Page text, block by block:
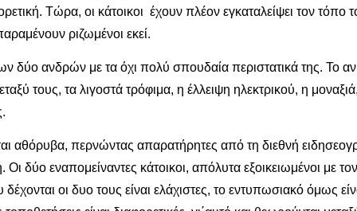
Τώρα, οι κάτοικοι έχουν πλέον εγκαταλείψει τον
ριζωμένοι εκεί.
δύο ανδρών με τα όχι πολύ σπουδαία περιστατικά της. Το
τους, τα λιγοστά τρόφιμα, η έλλειψη ηλεκτρικού, η
αθόρυβα, περνώντας απαρατήρητες από τη διεθνή
δύο εναπομείναντες κάτοικοι, απόλυτα εξοικειωμένοι με
οι δυο τους είναι ελάχιστες, το εντυπωσιακό όμως